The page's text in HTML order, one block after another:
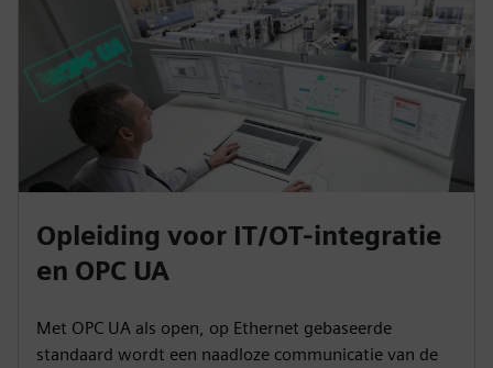
Opleiding voor IT/OT-integratie
en OPC UA
Met OPC UA als open, op Ethernet gebaseerde
standaard wordt een naadloze communicatie van de